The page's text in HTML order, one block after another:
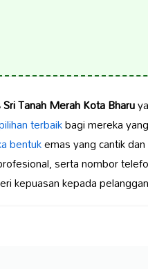
Tanah Merah Kota Bharu
terbaikbagi mereka
bentukemas yang cantik
serta nombor
kepuasan kepada